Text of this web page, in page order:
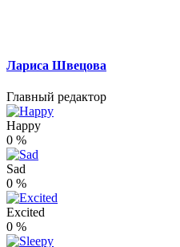
Лариса Швецова
Главный редактор
Happy
0 %
Sad
0 %
Excited
0 %